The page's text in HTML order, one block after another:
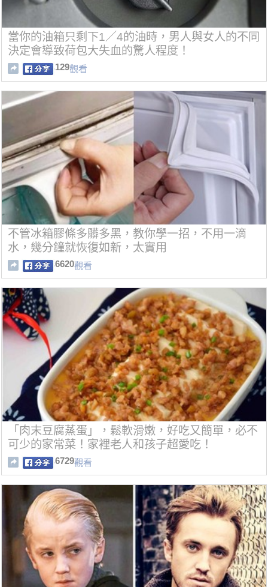
當你的油箱只剩下1／4的油時，男人與女人的不同
決定會導致荷包大失血的驚人程度！
129觀看
不管冰箱膠條多髒多黑，教你學一招，不用一滴
水，幾分鐘就恢復如新，太實用
6620觀看
「肉末豆腐蒸蛋」，鬆軟滑嫩，好吃又簡單，必不
可少的家常菜！家裡老人和孩子超愛吃！
6729觀看